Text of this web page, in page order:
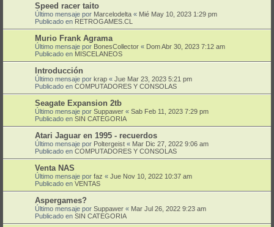
Speed racer taito
Último mensaje por Marcelodelta « Mié May 10, 2023 1:29 pm
Publicado en RETROGAMES.CL
Murio Frank Agrama
Último mensaje por BonesCollector « Dom Abr 30, 2023 7:12 am
Publicado en MISCELANEOS
Introducción
Último mensaje por krap « Jue Mar 23, 2023 5:21 pm
Publicado en COMPUTADORES Y CONSOLAS
Seagate Expansion 2tb
Último mensaje por Suppawer « Sab Feb 11, 2023 7:29 pm
Publicado en SIN CATEGORIA
Atari Jaguar en 1995 - recuerdos
Último mensaje por Poltergeist « Mar Dic 27, 2022 9:06 am
Publicado en COMPUTADORES Y CONSOLAS
Venta NAS
Último mensaje por faz « Jue Nov 10, 2022 10:37 am
Publicado en VENTAS
Aspergames?
Último mensaje por Suppawer « Mar Jul 26, 2022 9:23 am
Publicado en SIN CATEGORIA